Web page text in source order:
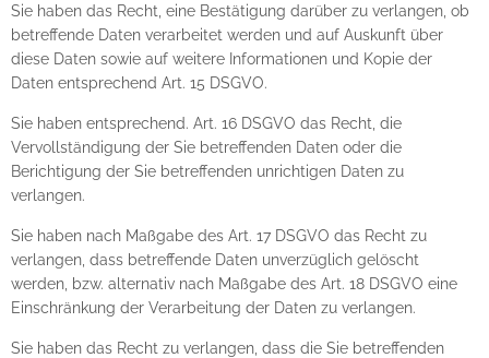
Sie haben das Recht, eine Bestätigung darüber zu verlangen, ob
betreffende Daten verarbeitet werden und auf Auskunft über
diese Daten sowie auf weitere Informationen und Kopie der
Daten entsprechend Art. 15 DSGVO.
Sie haben entsprechend. Art. 16 DSGVO das Recht, die
Vervollständigung der Sie betreffenden Daten oder die
Berichtigung der Sie betreffenden unrichtigen Daten zu
verlangen.
Sie haben nach Maßgabe des Art. 17 DSGVO das Recht zu
verlangen, dass betreffende Daten unverzüglich gelöscht
werden, bzw. alternativ nach Maßgabe des Art. 18 DSGVO eine
Einschränkung der Verarbeitung der Daten zu verlangen.
Sie haben das Recht zu verlangen, dass die Sie betreffenden